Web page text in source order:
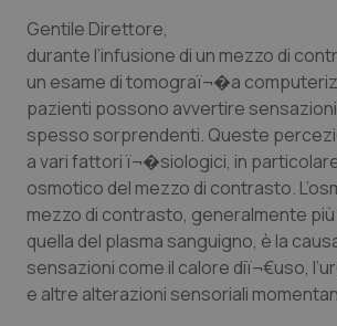
Lettere al direttore
Edizioni Regionali
QS Pro
Professionisti Sanitari.AI
Abruzzo
Basilicata
QS Pro Gold
Artrite & artrosi
QS Club Newsletter
Gentile Direttore,
durante l’infusione di un mezzo di
un esame di tomograï¬�a
pazienti possono avvertire
spesso sorprendenti. Queste
a vari fattori ï¬�siologici, in
osmotico del mezzo di contrasto.
mezzo di contrasto, generalmente
quella del plasma sanguigno, è la
sensazioni come il calore diï¬€uso,
e altre alterazioni sensoriali